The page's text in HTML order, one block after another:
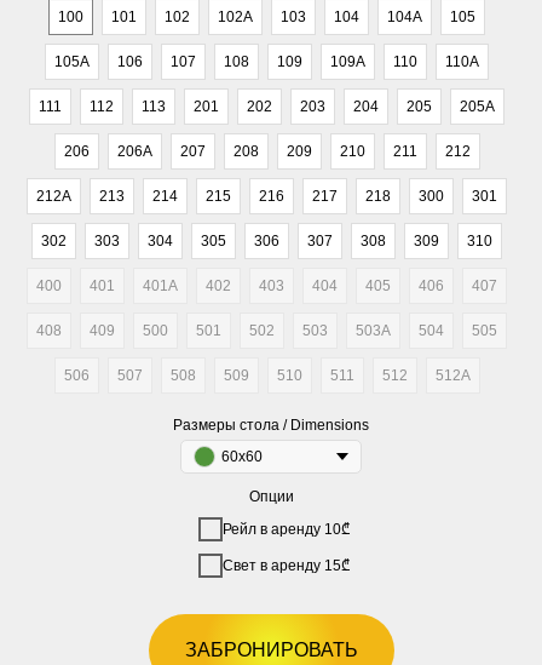
100
101 102 102A 103 104 104A 105
105A 106 107 108 109 109A 110 110A
111 112 113 201 202 203 204 205 205A
206 206A 207 208 209 210 211 212
212A 213 214 215 216 217 218 300 301
302 303 304 305 306 307 308 309 310
400 401 401A 402 403 404 405 406 407
408 409 500 501 502 503 503A 504 505
506 507 508 509 510 511 512 512A
Размеры стола / Dimensions
60x60
Опции
Рейл в аренду 10₾
Свет в аренду 15₾
ЗАБРОНИРОВАТЬ